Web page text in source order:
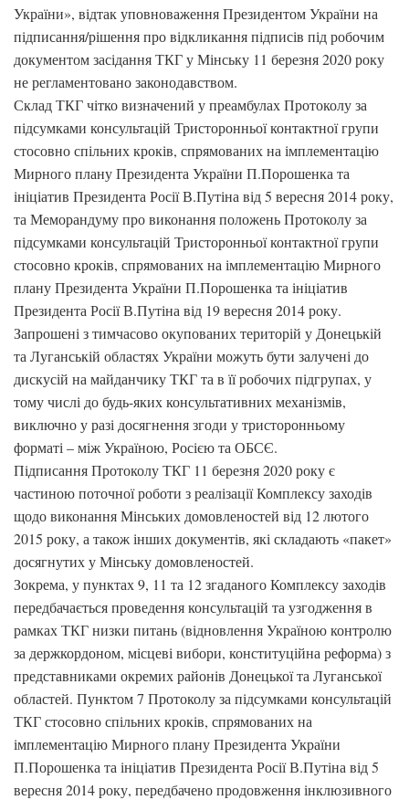
України», відтак уповноваження Президентом України на
підписання/рішення про відкликання підписів під робочим
документом засідання ТКГ у Мінську 11 березня 2020 року
не регламентовано законодавством.
Склад ТКГ чітко визначений у преамбулах Протоколу за
підсумками консультацій Тристоронньої контактної групи
стосовно спільних кроків, спрямованих на імплементацію
Мирного плану Президента України П.Порошенка та
ініціатив Президента Росії В.Путіна від 5 вересня 2014 року,
та Меморандуму про виконання положень Протоколу за
підсумками консультацій Тристоронньої контактної групи
стосовно кроків, спрямованих на імплементацію Мирного
плану Президента України П.Порошенка та ініціатив
Президента Росії В.Путіна від 19 вересня 2014 року.
Запрошені з тимчасово окупованих територій у Донецькій
та Луганській областях України можуть бути залучені до
дискусій на майданчику ТКГ та в її робочих підгрупах, у
тому числі до будь-яких консультативних механізмів,
виключно у разі досягнення згоди у тристоронньому
форматі – між Україною, Росією та ОБСЄ.
Підписання Протоколу ТКГ 11 березня 2020 року є
частиною поточної роботи з реалізації Комплексу заходів
щодо виконання Мінських домовленостей від 12 лютого
2015 року, а також інших документів, які складають «пакет»
досягнутих у Мінську домовленостей.
Зокрема, у пунктах 9, 11 та 12 згаданого Комплексу заходів
передбачається проведення консультацій та узгодження в
рамках ТКГ низки питань (відновлення Україною контролю
за держкордоном, місцеві вибори, конституційна реформа) з
представниками окремих районів Донецької та Луганської
областей. Пунктом 7 Протоколу за підсумками консультацій
ТКГ стосовно спільних кроків, спрямованих на
імплементацію Мирного плану Президента України
П.Порошенка та ініціатив Президента Росії В.Путіна від 5
вересня 2014 року, передбачено продовження інклюзивного